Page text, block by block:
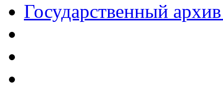
Государственный